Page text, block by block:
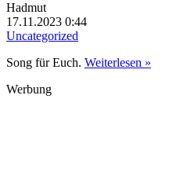
Hadmut
17.11.2023 0:44
Uncategorized
Song für Euch. Weiterlesen »
Werbung